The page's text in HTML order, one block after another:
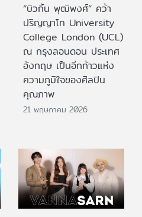
“บิวกิ้น พุฒิพงศ์” คว้า
ปริญญาโท University
College London (UCL)
ณ กรุงลอนดอน ประเทศ
อังกฤษ เป็นอีกก้าวแห่ง
ความภูมิใจของศิลปิน
คุณภาพ
21 พฤษภาคม 2026